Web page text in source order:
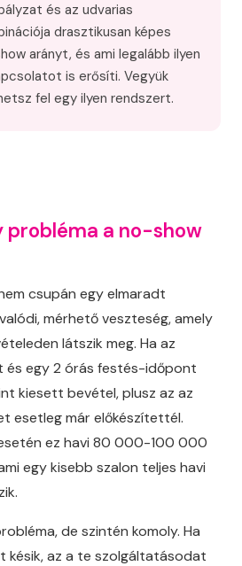
és az udvarias
drasztikusan képes
arányt, és ami legalább ilyen
is erősíti. Vegyük
fel egy ilyen rendszert.
probléma a no-show
csupán egy elmaradt
mérhető veszteség, amely
látszik meg. Ha az
egy 2 órás festés-időpont
kiesett bevétel, plusz az az
esetleg már előkészítettél.
ez havi 80 000-100 000
egy kisebb szalon teljes havi
de szintén komoly. Ha
késik, az a te szolgáltatásodat